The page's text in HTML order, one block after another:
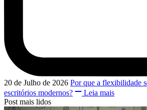
20 de Julho de 2026 Por que a flexibilidade
escritórios modernos?
Leia mais
Post mais lidos